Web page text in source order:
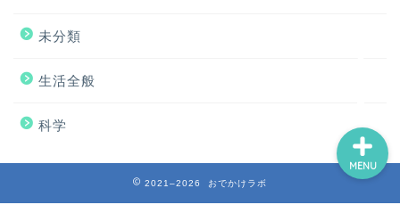
未分類
生活全般
科学
2021–2026 おでかけラボ
MENU